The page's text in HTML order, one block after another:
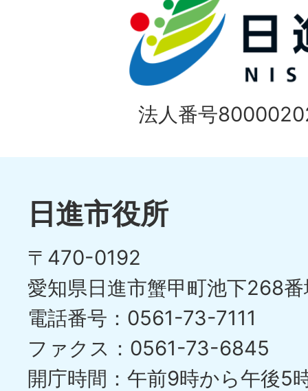
ス
ラ
イ
ド
1
枚
目
の
イ
目
の
ス
ラ
イ
ド
法人番号
日進市役所
〒470-0192
愛知県日進市蟹甲町池下268
電話番号：0561-73-7111
ファクス：0561-73-6845
開庁時間：午前9時から午後5